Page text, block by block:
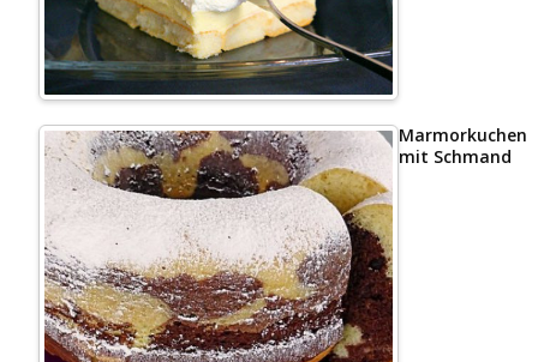
Marmorkuchen
mit Schmand